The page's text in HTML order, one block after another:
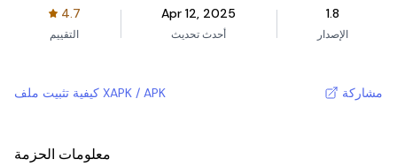
4.7
التقييم
Apr 12, 2025
أحدث تحديث
1.8
الإصدار
كيفية تثبيت ملف XAPK / APK مشاركة
معلومات الحزمة